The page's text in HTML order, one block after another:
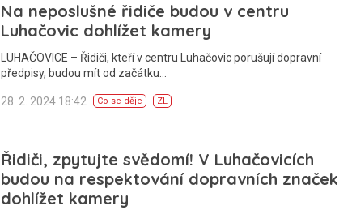
Na neposlušné řidiče budou v centru
Luhačovic dohlížet kamery
LUHAČOVICE – Řidiči, kteří v centru Luhačovic porušují dopravní
předpisy, budou mít od začátku…
28. 2. 2024 18:42 Co se děje ZL
Řidiči, zpytujte svědomí! V Luhačovicích
budou na respektování dopravních značek
dohlížet kamery